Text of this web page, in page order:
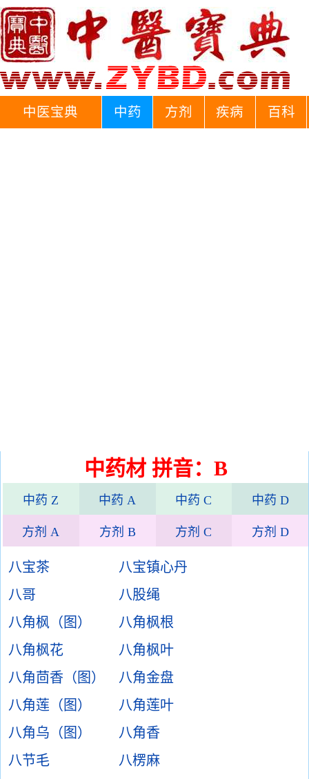
中医宝典 中药 方剂 疾病 百科
中药材 拼音：B
中药 Z 中药 A 中药 C 中药 D
方剂 A 方剂 B 方剂 C 方剂 D
八宝茶
八宝镇心丹
八哥
八股绳
八角枫（图）
八角枫根
八角枫花
八角枫叶
八角茴香（图）
八角金盘
八角莲（图）
八角莲叶
八角乌（图）
八角香
八节毛
八楞麻